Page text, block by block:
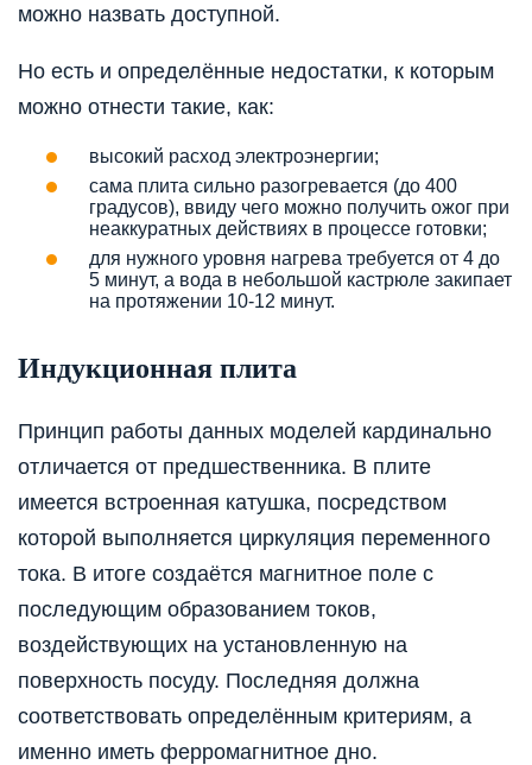
можно назвать доступной.
Но есть и определённые недостатки, к которым
можно отнести такие, как:
высокий расход электроэнергии;
сама плита сильно разогревается (до 400
градусов), ввиду чего можно получить ожог при
неаккуратных действиях в процессе готовки;
для нужного уровня нагрева требуется от 4 до
5 минут, а вода в небольшой кастрюле закипает
на протяжении 10-12 минут.
Индукционная плита
Принцип работы данных моделей кардинально
отличается от предшественника. В плите
имеется встроенная катушка, посредством
которой выполняется циркуляция переменного
тока. В итоге создаётся магнитное поле с
последующим образованием токов,
воздействующих на установленную на
поверхность посуду. Последняя должна
соответствовать определённым критериям, а
именно иметь ферромагнитное дно.